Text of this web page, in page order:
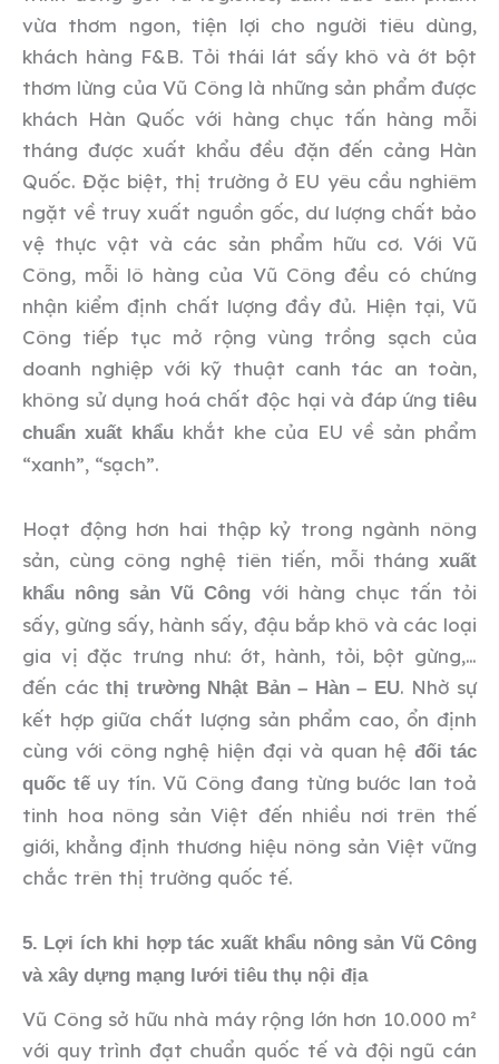
vừa thơm ngon, tiện lợi cho người tiêu dùng,
khách hàng F&B. Tỏi thái lát sấy khô và ớt bột
thơm lừng của Vũ Công là những sản phẩm được
khách Hàn Quốc với hàng chục tấn hàng mỗi
tháng được xuất khẩu đều đặn đến cảng Hàn
Quốc. Đặc biệt, thị trường ở EU yêu cầu nghiêm
ngặt về truy xuất nguồn gốc, dư lượng chất bảo
vệ thực vật và các sản phẩm hữu cơ. Với Vũ
Công, mỗi lô hàng của Vũ Công đều có chứng
nhận kiểm định chất lượng đầy đủ. Hiện tại, Vũ
Công tiếp tục mở rộng vùng trồng sạch của
doanh nghiệp với kỹ thuật canh tác an toàn,
không sử dụng hoá chất độc hại và đáp ứng tiêu
chuẩn xuất khẩu khắt khe của EU về sản phẩm
“xanh”, “sạch”.
Hoạt động hơn hai thập kỷ trong ngành nông
sản, cùng công nghệ tiên tiến, mỗi tháng xuất
khẩu nông sản Vũ Công với hàng chục tấn tỏi
sấy, gừng sấy, hành sấy, đậu bắp khô và các loại
gia vị đặc trưng như: ớt, hành, tỏi, bột gừng,…
đến cácthị trường Nhật Bản – Hàn – EU. Nhờ sự
kết hợp giữa chất lượng sản phẩm cao, ổn định
cùng với công nghệ hiện đại và quan hệđối tác
quốc tếuy tín. Vũ Công đang từng bước lan toả
tinh hoa nông sản Việt đến nhiều nơi trên thế
giới, khẳng định thương hiệu nông sản Việt vững
chắc trên thị trường quốc tế.
5. Lợi ích khi hợp tác xuất khẩu nông sản Vũ Công
và xây dựng mạng lưới tiêu thụ nội địa
Vũ Công sở hữu nhà máy rộng lớn hơn 10.000 m²
với quy trình đạt chuẩn quốc tế và đội ngũ cán